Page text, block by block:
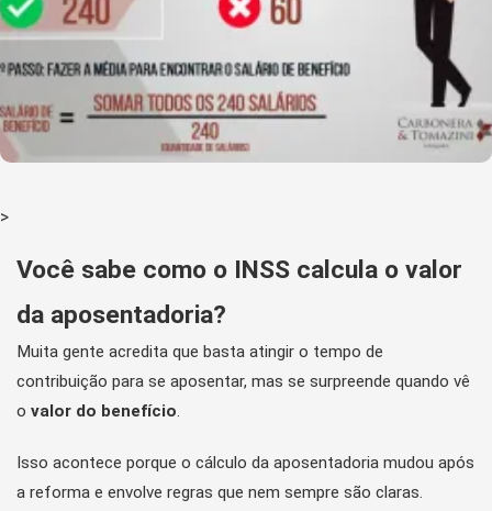
>
Você sabe como o INSS calcula o valor
da aposentadoria?
Muita gente acredita que basta atingir o tempo de
contribuição para se aposentar, mas se surpreende quando vê
o valor do benefício.
Isso acontece porque o cálculo da aposentadoria mudou após
a reforma e envolve regras que nem sempre são claras.